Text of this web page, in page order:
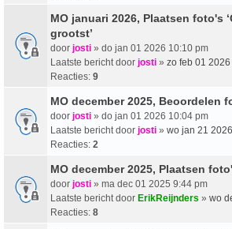
MO januari 2026, Plaatsen foto's
grootst’
door josti » do jan 01 2026 10:10 pm
Laatste bericht door josti » zo feb 01
Reacties: 9
MO december 2025, Beoordelen
door josti » do jan 01 2026 10:04 pm
Laatste bericht door josti » wo jan 21
Reacties: 2
MO december 2025, Plaatsen
door josti » ma dec 01 2025 9:44 pm
Laatste bericht door ErikReijnders » wo
Reacties: 8